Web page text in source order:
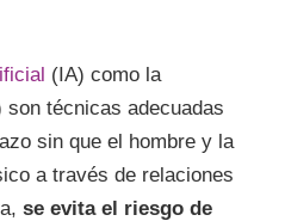
(IA) como la
son técnicas adecuadas
sin que el hombre y la
a través de relaciones
se evita el riesgo de